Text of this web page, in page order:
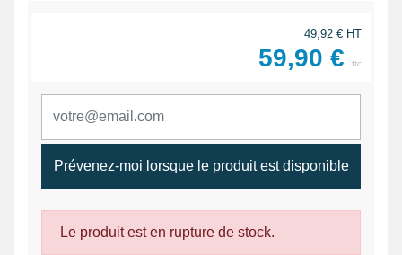
49,92 € HT
59,90 € ttc
Prévenez-moi lorsque le produit est disponible
Le produit est en rupture de stock.